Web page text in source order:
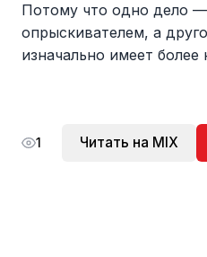
Потому что одно дело —
опрыскивателем, а
изначально имеет более
1 Читать на MIX